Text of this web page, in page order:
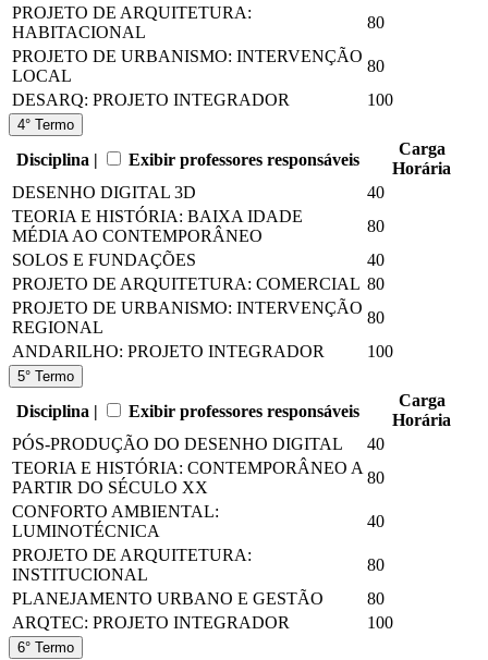
PROJETO DE ARQUITETURA:
HABITACIONAL
80
PROJETO DE URBANISMO: INTERVENÇÃO
LOCAL
80
DESARQ: PROJETO INTEGRADOR
100
4° Termo
Disciplina | Exibir professores responsáveis
Carga
Horária
DESENHO DIGITAL 3D
40
TEORIA E HISTÓRIA: BAIXA IDADE
MÉDIA AO CONTEMPORÂNEO
80
SOLOS E FUNDAÇÕES
40
PROJETO DE ARQUITETURA: COMERCIAL 80
PROJETO DE URBANISMO: INTERVENÇÃO
REGIONAL
80
ANDARILHO: PROJETO INTEGRADOR
100
5° Termo
Disciplina | Exibir professores responsáveis
Carga
Horária
PÓS-PRODUÇÃO DO DESENHO DIGITAL
40
TEORIA E HISTÓRIA: CONTEMPORÂNEO A
PARTIR DO SÉCULO XX
80
CONFORTO AMBIENTAL:
LUMINOTÉCNICA
40
PROJETO DE ARQUITETURA:
INSTITUCIONAL
80
PLANEJAMENTO URBANO E GESTÃO
80
ARQTEC: PROJETO INTEGRADOR
100
6° Termo